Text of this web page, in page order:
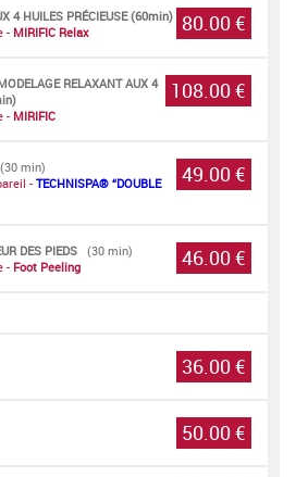
80.00 €
4 HUILES PRÉCIEUSE (60min)
- MIRIFIC Relax
108.00 €
RELAXANT AUX 4
- MIRIFIC
49.00 €
min)
- TECHNISPA® “DOUBLE
46.00 €
DES PIEDS (30 min)
- Foot Peeling
36.00 €
50.00 €